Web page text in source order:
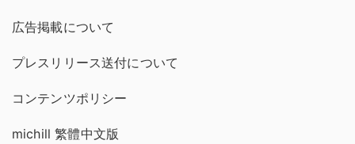
広告掲載について
プレスリリース送付について
コンテンツポリシー
michill 繁體中文版